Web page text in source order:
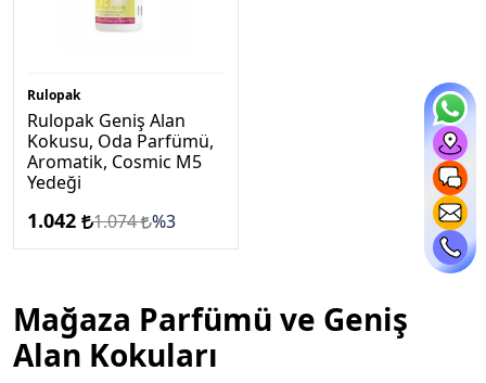
Rulopak
Rulopak Geniş Alan
Kokusu, Oda Parfümü,
Aromatik, Cosmic M5
Yedeği
1.042 1.074 %3
Mağaza Parfümü ve Geniş
Alan Kokuları